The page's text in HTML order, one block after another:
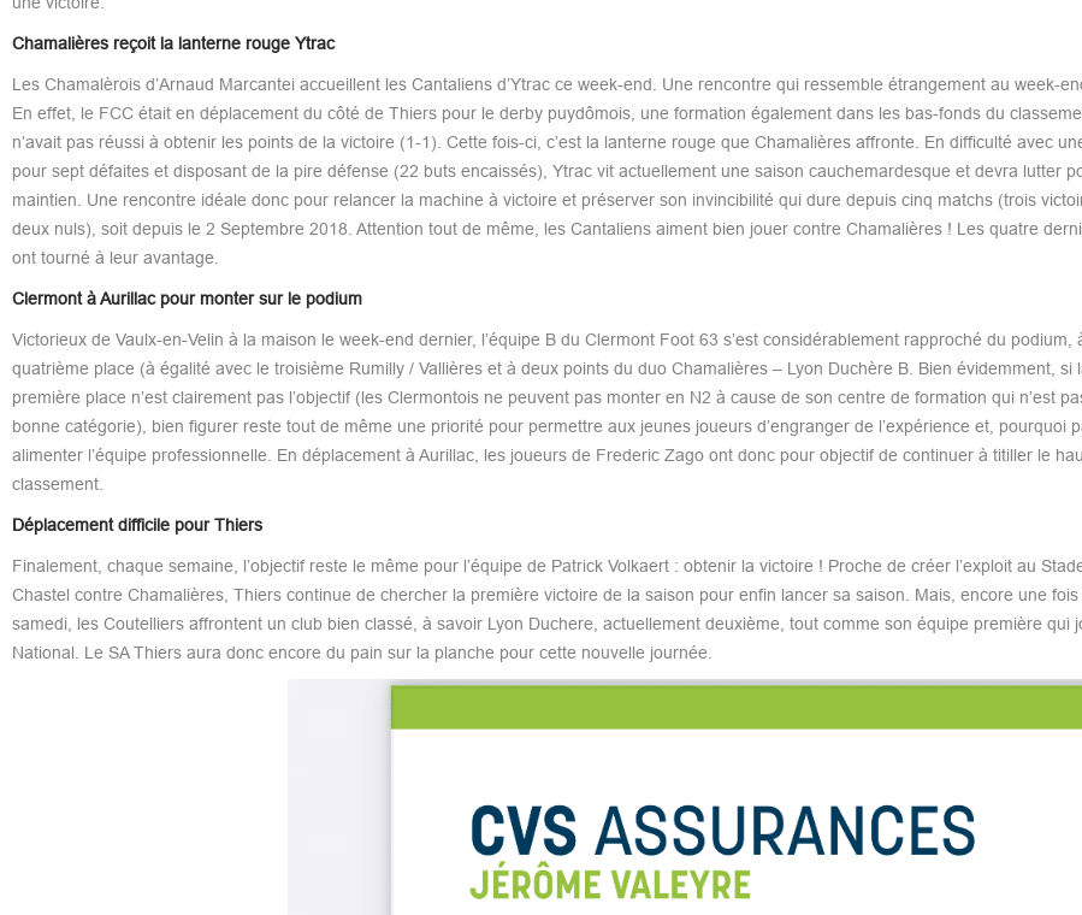
Chamalières reçoit la lanterne rouge Ytrac
Les Chamalèrois d’Arnaud Marcantei accueillent les Cantaliens d’Ytrac ce week-end. Une rencontre qui ressemble étrangement au week-
En effet, le FCC était en déplacement du côté de Thiers pour le derby puydômois, une formation également dans les bas-fonds du
n’avait pas réussi à obtenir les points de la victoire (1-1). Cette fois-ci, c’est la lanterne rouge que Chamalières affronte. En difficulté avec
pour sept défaites et disposant de la pire défense (22 buts encaissés), Ytrac vit actuellement une saison cauchemardesque et devra lutter
maintien. Une rencontre idéale donc pour relancer la machine à victoire et préserver son invincibilité qui dure depuis cinq matchs (trois
deux nuls), soit depuis le 2 Septembre 2018. Attention tout de même, les Cantaliens aiment bien jouer contre Chamalières ! Les quatre
ont tourné à leur avantage.
Clermont à Aurillac pour monter sur le podium
Victorieux de Vaulx-en-Velin à la maison le week-end dernier, l’équipe B du Clermont Foot 63 s’est considérablement rapproché du podium,
quatrième place (à égalité avec le troisième Rumilly / Vallières et à deux points du duo Chamalières – Lyon Duchère B. Bien évidemment, si
première place n’est clairement pas l’objectif (les Clermontois ne peuvent pas monter en N2 à cause de son centre de formation qui n’est
bonne catégorie), bien figurer reste tout de même une priorité pour permettre aux jeunes joueurs d’engranger de l’expérience et, pourquoi
alimenter l’équipe professionnelle. En déplacement à Aurillac, les joueurs de Frederic Zago ont donc pour objectif de continuer à titiller le
classement.
Déplacement difficile pour Thiers
Finalement, chaque semaine, l’objectif reste le même pour l’équipe de Patrick Volkaert : obtenir la victoire ! Proche de créer l’exploit au
Chastel contre Chamalières, Thiers continue de chercher la première victoire de la saison pour enfin lancer sa saison. Mais, encore une fois
samedi, les Coutelliers affrontent un club bien classé, à savoir Lyon Duchere, actuellement deuxième, tout comme son équipe première qui
National. Le SA Thiers aura donc encore du pain sur la planche pour cette nouvelle journée.